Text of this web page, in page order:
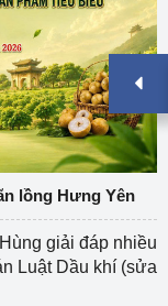
lồng Hưng Yên
giải đáp nhiều
Luật Dầu khí (sửa